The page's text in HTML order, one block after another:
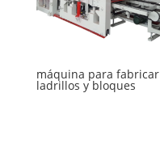
máquina para fabricar
ladrillos y bloques